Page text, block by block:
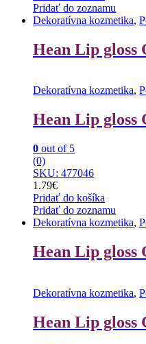
Pridať do zoznamu
Dekoratívna kozmetika,
Hean Lip gloss
Dekoratívna kozmetika,
Hean Lip gloss
0 out of 5
(0)
SKU: 477046
1.79€
Pridať do košíka
Pridať do zoznamu
Dekoratívna kozmetika,
Hean Lip gloss
Dekoratívna kozmetika,
Hean Lip gloss